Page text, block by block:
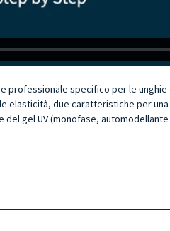
professionale specifico per le
elasticità, due caratteristiche per
gel UV (monofase,